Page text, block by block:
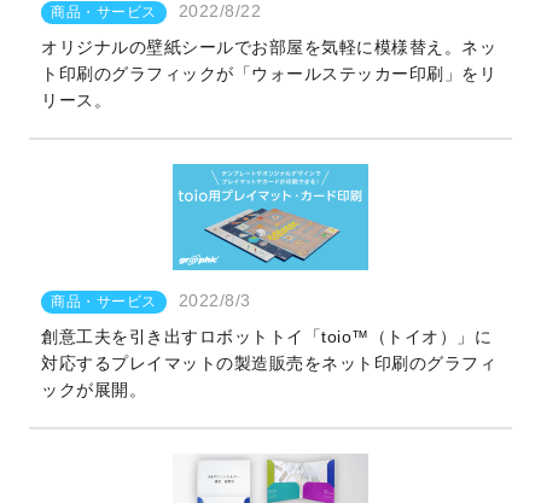
商品・サービス
2022/8/22
オリジナルの壁紙シールでお部屋を気軽に模様替え。ネッ
ト印刷のグラフィックが「ウォールステッカー印刷」をリ
リース。
商品・サービス
2022/8/3
創意工夫を引き出すロボットトイ「toio™（トイオ）」に
対応するプレイマットの製造販売をネット印刷のグラフィ
ックが展開。